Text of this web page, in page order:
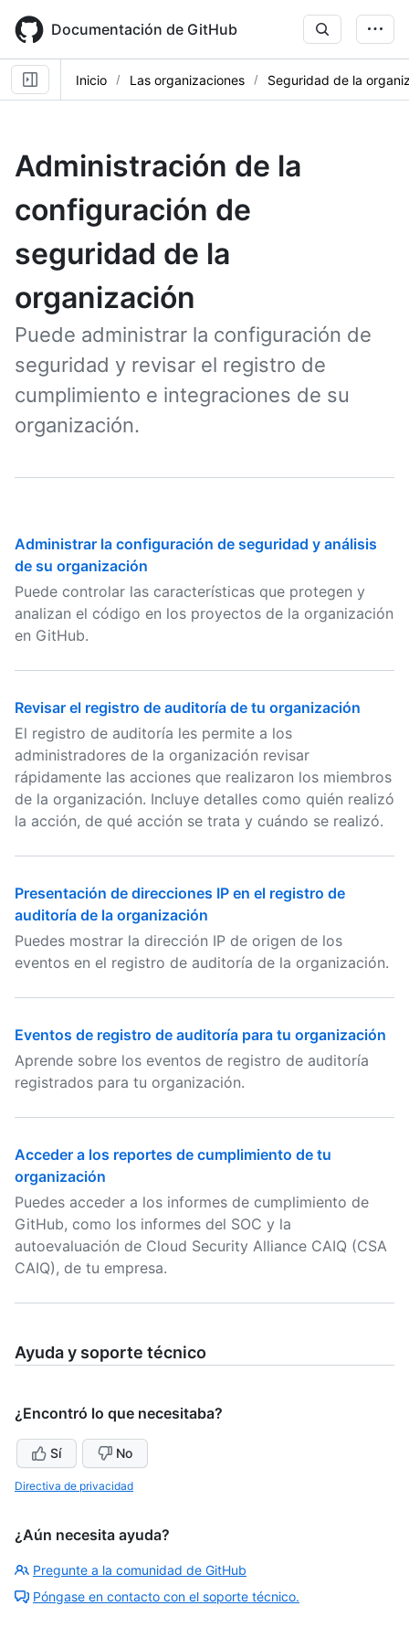
main
content
Documentación de GitHub
Inicio Las organizaciones Seguridad de la
Administración de la
configuración de
seguridad de la
organización
Puede administrar la configuración de
seguridad y revisar el registro de
cumplimiento e integraciones de su
organización.
Administrar la configuración de seguridad y análisis
de su organización
Puede controlar las características que protegen y
analizan el código en los proyectos de la organización
en GitHub.
Revisar el registro de auditoría de tu organización
El registro de auditoría les permite a los
administradores de la organización revisar
rápidamente las acciones que realizaron los miembros
de la organización. Incluye detalles como quién realizó
la acción, de qué acción se trata y cuándo se realizó.
Presentación de direcciones IP en el registro de
auditoría de la organización
Puedes mostrar la dirección IP de origen de los
eventos en el registro de auditoría de la organización.
Eventos de registro de auditoría para tu organización
Aprende sobre los eventos de registro de auditoría
registrados para tu organización.
Acceder a los reportes de cumplimiento de tu
organización
Puedes acceder a los informes de cumplimiento de
GitHub, como los informes del SOC y la
autoevaluación de Cloud Security Alliance CAIQ (CSA
CAIQ), de tu empresa.
Ayuda y soporte técnico
¿Encontró lo que necesitaba?
Sí No
Directiva de privacidad
¿Aún necesita ayuda?
Pregunte a la comunidad de GitHub
Póngase en contacto con el soporte técnico.